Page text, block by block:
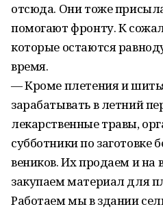
отсюда. Они тоже
помогают фронту. К
которые остаются
время.
— Кроме плетения и
зарабатывать в летний
лекарственные травы,
субботники по заготовке
веников. Их продаем и на
закупаем материал для
Работаем мы в здании